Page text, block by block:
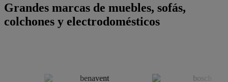
Grandes marcas de muebles, sofás,
colchones y electrodomésticos